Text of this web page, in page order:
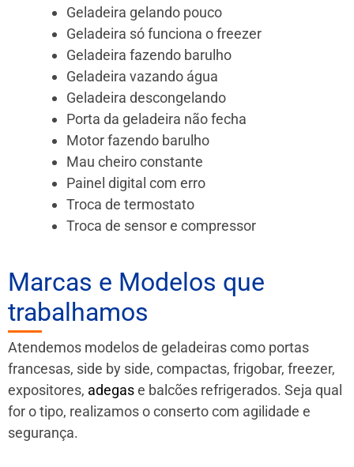
Geladeira gelando pouco
Geladeira só funciona o freezer
Geladeira fazendo barulho
Geladeira vazando água
Geladeira descongelando
Porta da geladeira não fecha
Motor fazendo barulho
Mau cheiro constante
Painel digital com erro
Troca de termostato
Troca de sensor e compressor
Marcas e Modelos que
trabalhamos
Atendemos modelos de geladeiras como portas
francesas, side by side, compactas, frigobar, freezer,
expositores, adegase balcões refrigerados. Seja qual
for o tipo, realizamos o conserto com agilidade e
segurança.